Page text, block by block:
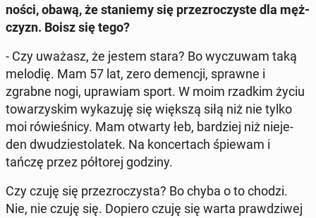
no­ści, obawą, że sta­nie­my się prze­zro­czy­ste dla męż­
czyzn. Boisz się tego?
- Czy uważasz, że jestem stara? Bo wy­czu­wam taką
melodię. Mam 57 lat, zero de­men­cji, sprawne i
zgrabne nogi, upra­wiam sport. W moim rzadkim życiu
to­wa­rzy­skim wy­ka­zu­ję się większą siłą niż nie tylko
moi ró­wie­śni­cy. Mam otwarty łeb, bar­dziej niż nie­je­
den dwu­dzie­sto­la­tek. Na kon­cer­tach śpiewam i
tańczę przez pół­to­rej godziny.
Czy czuję się prze­zro­czy­sta? Bo chyba o to chodzi.
Nie, nie czuję się. Dopiero czuję się warta praw­dzi­wej